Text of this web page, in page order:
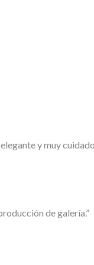
y muy
de galería.”